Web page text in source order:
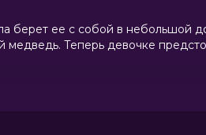
берет ее с собой в небольшой
Теперь девочке